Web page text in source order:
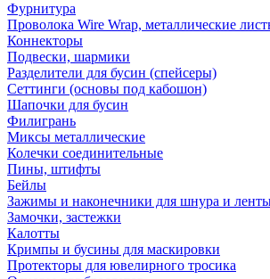
Фурнитура
Проволока Wire Wrap, металлические
Коннекторы
Подвески, шармики
Разделители для бусин (спейсеры)
Сеттинги (основы под кабошон)
Шапочки для бусин
Филигрань
Миксы металлические
Колечки соединительные
Пины, штифты
Бейлы
Зажимы и наконечники для шнура и
Замочки, застежки
Калотты
Кримпы и бусины для маскировки
Протекторы для ювелирного тросика